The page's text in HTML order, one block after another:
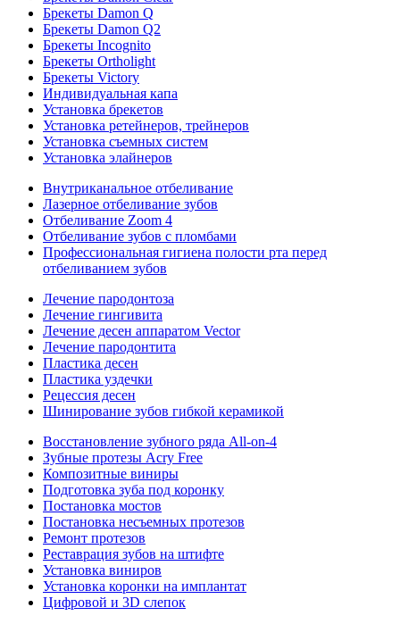
Брекеты Damon Q
Брекеты Damon Q2
Брекеты Incognito
Брекеты Ortholight
Брекеты Victory
Индивидуальная капа
Установка брекетов
Установка ретейнеров, трейнеров
Установка съемных систем
Установка элайнеров
Внутриканальное отбеливание
Лазерное отбеливание зубов
Отбеливание Zoom 4
Отбеливание зубов с пломбами
Профессиональная гигиена полости рта перед
отбеливанием зубов
Лечение пародонтоза
Лечение гингивита
Лечение десен аппаратом Vector
Лечение пародонтита
Пластика десен
Пластика уздечки
Рецессия десен
Шинирование зубов гибкой керамикой
Восстановление зубного ряда All‑on‑4
Зубные протезы Acry Free
Композитные виниры
Подготовка зуба под коронку
Постановка мостов
Постановка несъемных протезов
Ремонт протезов
Реставрация зубов на штифте
Установка виниров
Установка коронки на имплантат
Цифровой и 3D слепок